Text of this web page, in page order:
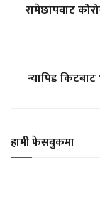
रामेछापबाट
र्‍यापिड
हामी फेसबुकमा